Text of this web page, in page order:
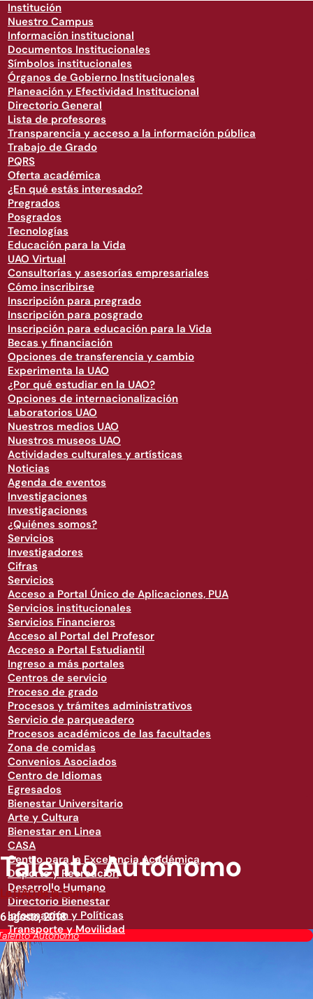
Institución
Nuestro Campus
Información institucional
Documentos Institucionales
Símbolos institucionales
Órganos de Gobierno Institucionales
Planeación y Efectividad Institucional
Directorio General
Lista de profesores
Transparencia y acceso a la información pública
Trabajo de Grado
PQRS
Oferta académica
¿En qué estás interesado?
Pregrados
Posgrados
Tecnologías
Educación para la Vida
UAO Virtual
Consultorías y asesorías empresariales
Cómo inscribirse
Inscripción para pregrado
Inscripción para posgrado
Inscripción para educación para la Vida
Becas y financiación
Opciones de transferencia y cambio
Experimenta la UAO
¿Por qué estudiar en la UAO?
Opciones de internacionalización
Laboratorios UAO
Nuestros medios UAO
Nuestros museos UAO
Actividades culturales y artísticas
Noticias
Agenda de eventos
Investigaciones
Investigaciones
¿Quiénes somos?
Servicios
Investigadores
Cifras
Servicios
Acceso a Portal Único de Aplicaciones, PUA
Servicios institucionales
Servicios Financieros
Acceso al Portal del Profesor
Acceso a Portal Estudiantil
Ingreso a más portales
Centros de servicio
Proceso de grado
Procesos y trámites administrativos
Servicio de parqueadero
Procesos académicos de las facultades
Zona de comidas
Convenios Asociados
Centro de Idiomas
Egresados
Bienestar Universitario
Arte y Cultura
Bienestar en Linea
CASA
Centro para la Excelencia Académica
Deporte y Recreación
Desarrollo Humano
Directorio Bienestar
Información y Políticas
Transporte y Movilidad
Autónomo
Talento Autónomo
Lo UAO de la Semana
6 agosto, 2018